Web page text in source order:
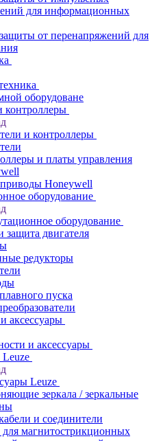
для информационных
от перенапряжений для
оборудоване
контроллеры
и контроллеры
и платы управления
Honeywell
оборудование
оборудование
защита двигателя
редукторы
пуска
аксессуары
и аксессуары
Leuze
Leuze
зеркала / зеркальные
и соединители
для магнитострикционных